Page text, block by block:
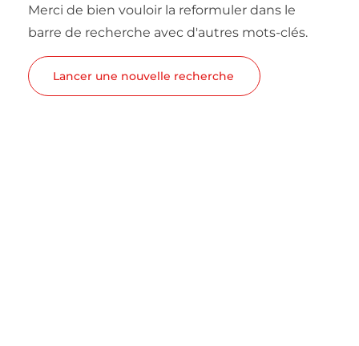
Merci de bien vouloir la reformuler dans le
barre de recherche avec d'autres mots-clés.
Lancer une nouvelle recherche